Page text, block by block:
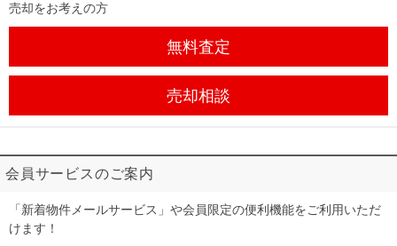
売却をお考えの方
無料査定
売却相談
会員サービスのご案内
「新着物件メールサービス」や会員限定の便利機能をご利用いただ
けます！